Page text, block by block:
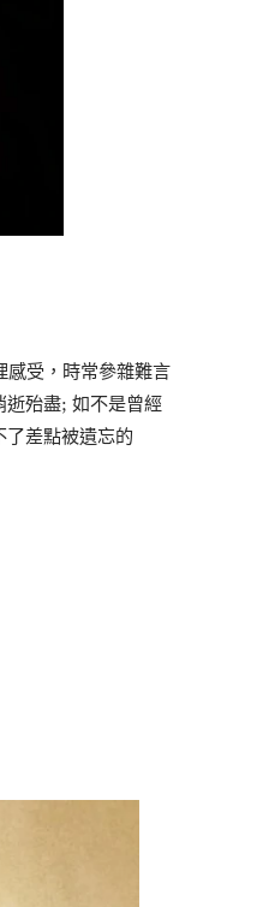
受，時常參雜難言
逝殆盡; 如不是曾經
差點被遺忘的